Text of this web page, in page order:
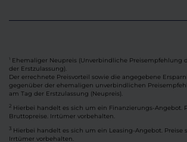
Ehemaliger Neupreis (Unverbindliche Preisempfehlung
der Erstzulassung).
Der errechnete Preisvorteil sowie die angegebene
gegenüber der ehemaligen unverbindlichen
am Tag der Erstzulassung (Neupreis).
2 Hierbei handelt es sich um ein Finanzierungs-Angebot.
Bruttopreise. Irrtümer vorbehalten.
3 Hierbei handelt es sich um ein Leasing-Angebot. Preise
Irrtümer vorbehalten.